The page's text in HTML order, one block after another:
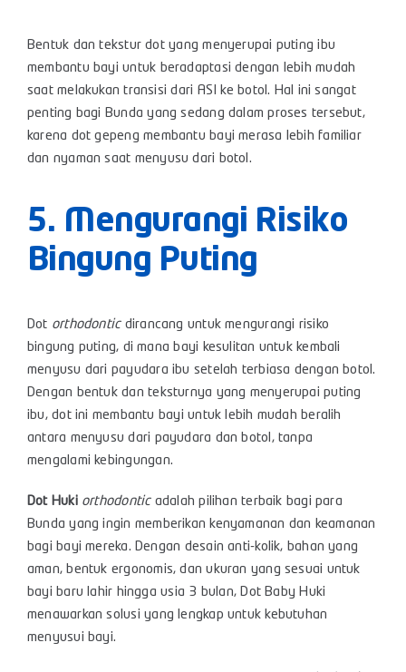
Bentuk dan tekstur dot yang menyerupai puting ibu
membantu bayi untuk beradaptasi dengan lebih mudah
saat melakukan transisi dari ASI ke botol. Hal ini sangat
penting bagi Bunda yang sedang dalam proses tersebut,
karena dot gepeng membantu bayi merasa lebih familiar
dan nyaman saat menyusu dari botol.
5. Mengurangi Risiko
Bingung Puting
Dot orthodonticdirancang untuk mengurangi risiko
bingung puting, di mana bayi kesulitan untuk kembali
menyusu dari payudara ibu setelah terbiasa dengan botol.
Dengan bentuk dan teksturnya yang menyerupai puting
ibu, dot ini membantu bayi untuk lebih mudah beralih
antara menyusu dari payudara dan botol, tanpa
mengalami kebingungan.
Dot Huki orthodonticadalah pilihan terbaik bagi para
Bunda yang ingin memberikan kenyamanan dan keamanan
bagi bayi mereka. Dengan desain anti-kolik, bahan yang
aman, bentuk ergonomis, dan ukuran yang sesuai untuk
bayi baru lahir hingga usia 3 bulan, Dot Baby Huki
menawarkan solusi yang lengkap untuk kebutuhan
menyusui bayi.